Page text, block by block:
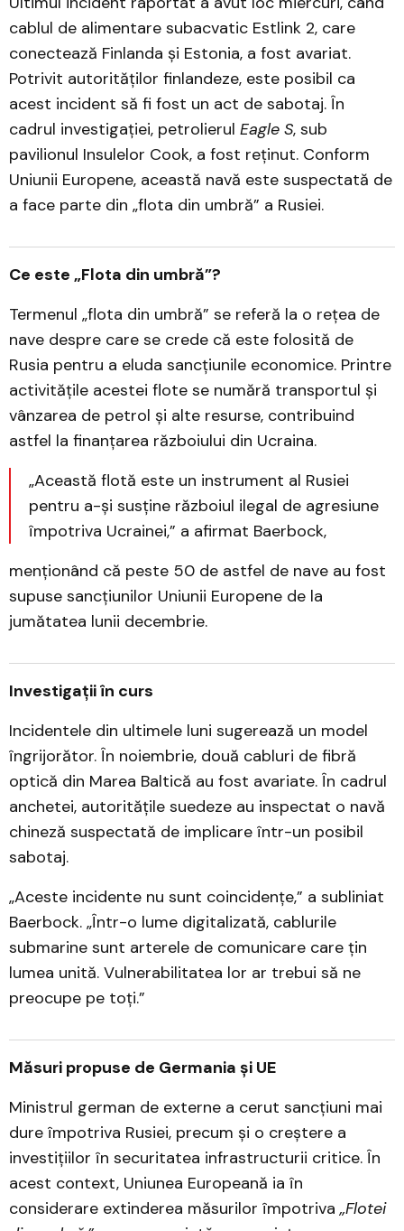
cablul de alimentare subacvatic Estlink 2, care
conectează Finlanda și Estonia, a fost avariat.
Potrivit autorităților finlandeze, este posibil ca
acest incident să fi fost un act de sabotaj. În
cadrul investigației, petrolierul Eagle S, sub
pavilionul Insulelor Cook, a fost reținut. Conform
Uniunii Europene, această navă este suspectată de
a face parte din „flota din umbră” a Rusiei.
Ce este „Flota din umbră”?
Termenul „flota din umbră” se referă la o rețea de
nave despre care se crede că este folosită de
Rusia pentru a eluda sancțiunile economice. Printre
activitățile acestei flote se numără transportul și
vânzarea de petrol și alte resurse, contribuind
astfel la finanțarea războiului din Ucraina.
„Această flotă este un instrument al Rusiei
pentru a-și susține războiul ilegal de agresiune
împotriva Ucrainei,” a afirmat Baerbock,
menționând că peste 50 de astfel de nave au fost
supuse sancțiunilor Uniunii Europene de la
jumătatea lunii decembrie.
Investigații în curs
Incidentele din ultimele luni sugerează un model
îngrijorător. În noiembrie, două cabluri de fibră
optică din Marea Baltică au fost avariate. În cadrul
anchetei, autoritățile suedeze au inspectat o navă
chineză suspectată de implicare într-un posibil
sabotaj.
„Aceste incidente nu sunt coincidențe,” a subliniat
Baerbock. „Într-o lume digitalizată, cablurile
submarine sunt arterele de comunicare care țin
lumea unită. Vulnerabilitatea lor ar trebui să ne
preocupe pe toți.”
Măsuri propuse de Germania și UE
Ministrul german de externe a cerut sancțiuni mai
dure împotriva Rusiei, precum și o creștere a
investițiilor în securitatea infrastructurii critice. În
acest context, Uniunea Europeană ia în
considerare extinderea măsurilor împotriva „Flotei